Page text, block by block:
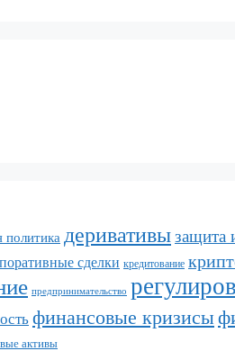
политика деривативы защита
сделки кредитование
предпринимательство
финансовые кризисы
активы